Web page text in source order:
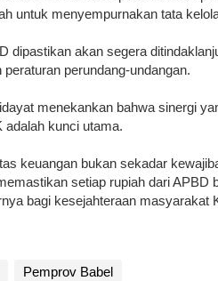
untuk menyempurnakan tata
dipastikan akan segera
perundang-undangan.
menekankan bahwa sinergi
adalah kunci utama.
keuangan bukan sekadar
setiap rupiah dari APBD
bagi kesejahteraan masyarakat
Pemprov Babel